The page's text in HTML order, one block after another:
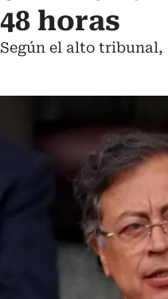
48 horas
Según el alto tribunal,